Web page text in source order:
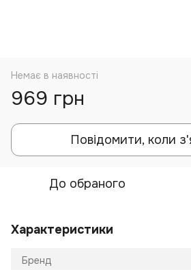
Немає в наявності
969 грн
Повідомити, коли
До обраного
Характеристики
Бренд